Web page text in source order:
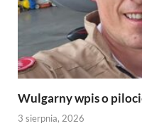
Wulgarny wpis o
3 sierpnia, 2026